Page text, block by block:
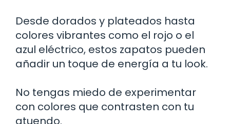
Desde dorados y plateados hasta
colores vibrantes como el rojo o el
azul eléctrico, estos zapatos pueden
añadir un toque de energía a tu look.
No tengas miedo de experimentar
con colores que contrasten con tu
atuendo.